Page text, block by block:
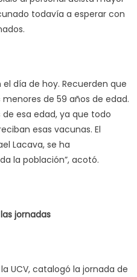
todavía a esperar con
día de hoy. Recuerden que
de 59 años de edad.
esa edad, ya que todo
esas vacunas. El
Lacava, se ha
la población”, acotó.
jornadas
UCV, catalogó la jornada de